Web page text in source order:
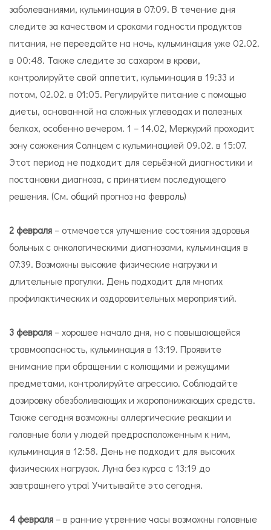
заболеваниями, кульминация в 07:09. В течение дня
следите за качеством и сроками годности продуктов
питания, не переедайте на ночь, кульминация уже 02.02.
в 00:48. Также следите за сахаром в крови,
контролируйте свой аппетит, кульминация в 19:33 и
потом, 02.02. в 01:05. Регулируйте питание с помощью
диеты, основанной на сложных углеводах и полезных
белках, особенно вечером. 1 – 14.02, Меркурий проходит
зону сожжения Солнцем с кульминацией 09.02. в 15:07.
Этот период не подходит для серьёзной диагностики и
постановки диагноза, с принятием последующего
решения. (См. общий прогноз на февраль)
2 февраля – отмечается улучшение состояния здоровья
больных с онкологическими диагнозами, кульминация в
07:39. Возможны высокие физические нагрузки и
длительные прогулки. День подходит для многих
профилактических и оздоровительных мероприятий.
3 февраля – хорошее начало дня, но с повышающейся
травмоопасность, кульминация в 13:19. Проявите
внимание при обращении с колющими и режущими
предметами, контролируйте агрессию. Соблюдайте
дозировку обезболивающих и жаропонижающих средств.
Также сегодня возможны аллергические реакции и
головные боли у людей предрасположенным к ним,
кульминация в 12:58. День не подходит для высоких
физических нагрузок. Луна без курса с 13:19 до
завтрашнего утра! Учитывайте это сегодня.
4 февраля – в ранние утренние часы возможны головные